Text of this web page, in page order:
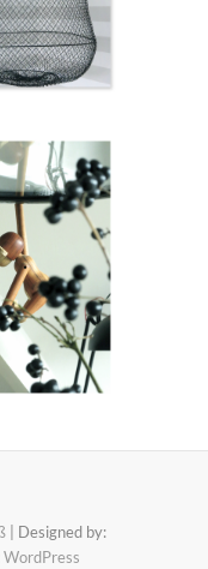
| Designed by:
WordPress